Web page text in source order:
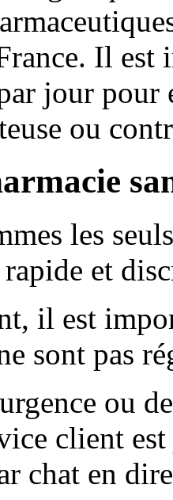
Il est
jour
ou
les
et
il est
sont pas
ou
client
chat en